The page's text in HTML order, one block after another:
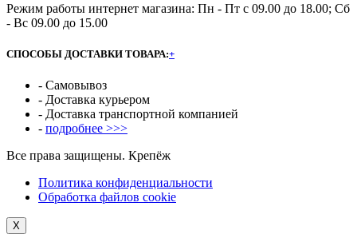
Режим работы интернет магазина: Пн - Пт с 09.00 до 18.00; Сб
- Вс 09.00 до 15.00
СПОСОБЫ ДОСТАВКИ ТОВАРА:+
- Самовывоз
- Доставка курьером
- Доставка транспортной компанией
- подробнее >>>
Все права защищены. Крепёж
Политика конфиденциальности
Обработка файлов cookie
Х